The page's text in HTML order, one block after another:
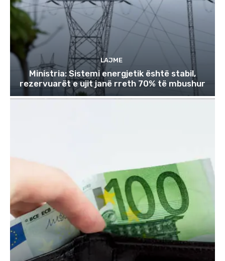
LAJME
Ministria: Sistemi energjetik është stabil,
rezervuarët e ujit janë rreth 70% të mbushur